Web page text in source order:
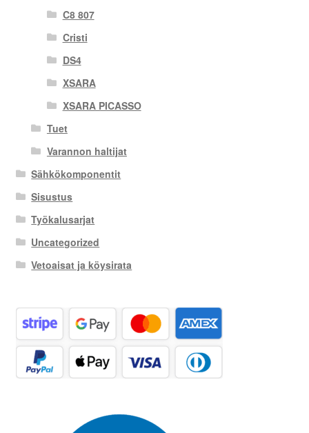
C8 807
Cristi
DS4
XSARA
XSARA PICASSO
Tuet
Varannon haltijat
Sähkökomponentit
Sisustus
Työkalusarjat
Uncategorized
Vetoaisat ja köysirata